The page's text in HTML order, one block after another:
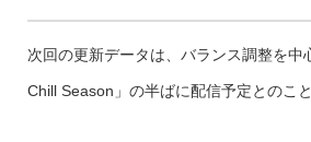
次回の更新データは、バランス調整を中
Chill Season」の半ばに配信予定とのこと